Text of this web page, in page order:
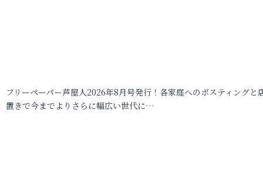
フリーペーパー芦屋人2026年8月号発行！各家庭へのポスティングと
置きで今までよりさらに幅広い世代に…